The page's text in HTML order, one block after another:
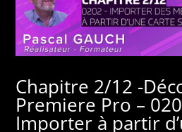
Chapitre 2/12 -
Premiere Pro –
Importer à partir